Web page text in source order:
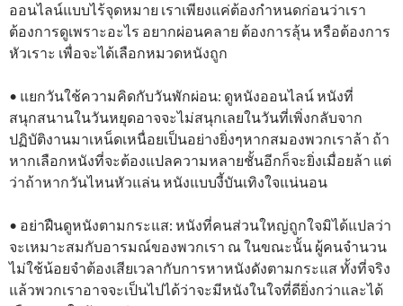
ออนไลน์แบบไร้จุดหมาย เราเพียงแค่ต้องกำหนดก่อนว่าเรา
ต้องการดูเพราะอะไร อยากผ่อนคลาย ต้องการลุ้น หรือต้องการ
หัวเราะ เพื่อจะได้เลือกหมวดหนังถูก
• แยกวันใช้ความคิดกับวันพักผ่อน: ดูหนังออนไลน์ หนังที่
สนุกสนานในวันหยุดอาจจะไม่สนุกเลยในวันที่เพิ่งกลับจาก
ปฏิบัติงานมาเหน็ดเหนื่อยเป็นอย่างยิ่งๆหากสมองพวกเราล้า ถ้า
หากเลือกหนังที่จะต้องแปลความหลายชั้นอีกก็จะยิ่งเมื่อยล้า แต่
ว่าถ้าหากวันไหนหัวแล่น หนังแบบงี้บันเทิงใจแน่นอน
• อย่าฝืนดูหนังตามกระแส: หนังที่คนส่วนใหญ่ถูกใจมิได้แปลว่า
จะเหมาะสมกับอารมณ์ของพวกเรา ณ ในขณะนั้น ผู้คนจำนวน
ไม่ใช้น้อยจำต้องเสียเวลากับการหาหนังดังตามกระแส ทั้งที่จริง
แล้วพวกเราอาจจะเป็นไปได้ว่าจะมีหนังในใจที่ดียิ่งกว่าและได้